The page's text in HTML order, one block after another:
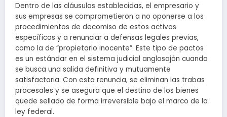
Dentro de las cláusulas establecidas, el empresario y
sus empresas se comprometieron a no oponerse a los
procedimientos de decomiso de estos activos
específicos y a renunciar a defensas legales previas,
como la de “propietario inocente”. Este tipo de pactos
es un estándar en el sistema judicial anglosajón cuando
se busca una salida definitiva y mutuamente
satisfactoria. Con esta renuncia, se eliminan las trabas
procesales y se asegura que el destino de los bienes
quede sellado de forma irreversible bajo el marco de la
ley federal.